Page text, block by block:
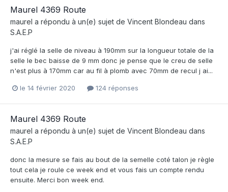
Maurel 4369 Route
maurel a répondu à un(e) sujet de Vincent Blondeau dans
S.A.E.P
j'ai réglé la selle de niveau à 190mm sur la longueur totale de la
selle le bec baisse de 9 mm donc je pense que le creu de selle
n'est plus à 170mm car au fil à plomb avec 70mm de recul j ai...
le 14 février 2020 124 réponses
Maurel 4369 Route
maurel a répondu à un(e) sujet de Vincent Blondeau dans
S.A.E.P
donc la mesure se fais au bout de la semelle coté talon je règle
tout cela je roule ce week end et vous fais un compte rendu
ensuite. Merci bon week end.